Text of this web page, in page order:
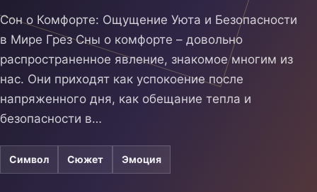
Сон о Комфорте: Ощущение Уюта и Безопасности
в Мире Грез Сны о комфорте – довольно
распространенное явление, знакомое многим из
нас. Они приходят как успокоение после
напряженного дня, как обещание тепла и
безопасности в…
Символ Сюжет Эмоция